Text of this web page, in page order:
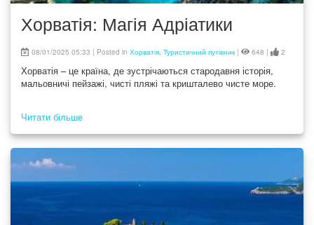
Хорватія: Магія Адріатики
08/01/2025 05:33 | Posted in Хорватія, Туристичний путівник| 648 | 2
Хорватія – це країна, де зустрічаються стародавня історія,
мальовничі пейзажі, чисті пляжі та кришталево чисте море.
Читати більше